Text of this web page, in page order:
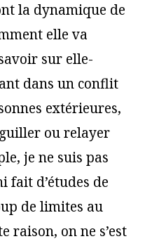
la dynamique de
elle va
sur elle-
dans un conflit
extérieures,
ou relayer
je ne suis pas
fait d’études de
de limites au
raison, on ne s’est